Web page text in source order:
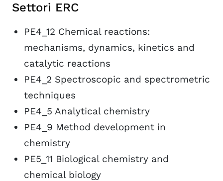
Settori ERC
PE4_12 Chemical reactions:
mechanisms, dynamics, kinetics and
catalytic reactions
PE4_2 Spectroscopic and spectrometric
techniques
PE4_5 Analytical chemistry
PE4_9 Method development in
chemistry
PE5_11 Biological chemistry and
chemical biology